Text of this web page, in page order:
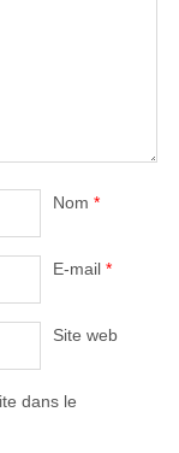
Nom *
E-mail *
Site web
dans le